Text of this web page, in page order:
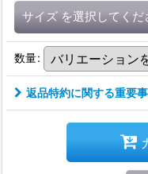
サイズ を選択してくだ
数量:
返品特約に関する重要